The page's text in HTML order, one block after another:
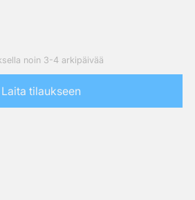
noin 3-4 arkipäivää
Laita tilaukseen